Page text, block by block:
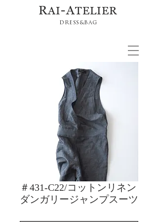
RAI-ATELIER
DRESS&BAG
＃431-C22/コットンリネン
ダンガリージャンプスーツ